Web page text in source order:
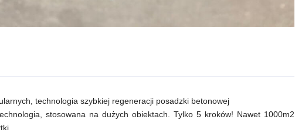
technologia szybkiej regeneracji posadzki betonowej
stosowana na dużych obiektach. Tylko 5 kroków! Nawet 1000m2